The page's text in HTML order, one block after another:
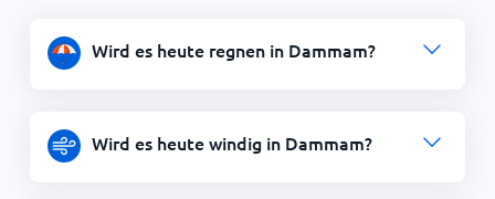
Wird es heute regnen in Dammam?
Wird es heute windig in Dammam?